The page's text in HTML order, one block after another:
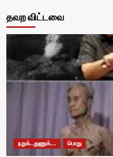
தவற விட்டவை
நறுக்..துணுக்... பொது